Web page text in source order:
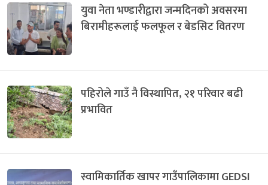
युवा नेता भण्डारीद्वारा जन्मदिनको अवसरमा
बिरामीहरूलाई फलफूल र बेडसिट वितरण
पहिरोले गाउँ नै विस्थापित, २१ परिवार बढी
प्रभावित
स्वामिकार्तिक खापर गाउँपालिकामा GEDSI